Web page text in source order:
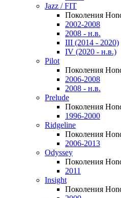
Jazz / FIT
Поколения
2002-2008
2008 - н.в.
III (2014 - 2020)
IV (2020 - н.в.)
Pilot
Поколения
2006-2008
2008 - н.в.
Prelude
Поколения
1996-2000
Ridgeline
Поколения
2006-2013
Odyssey
Поколения
2011
Insight
Поколения